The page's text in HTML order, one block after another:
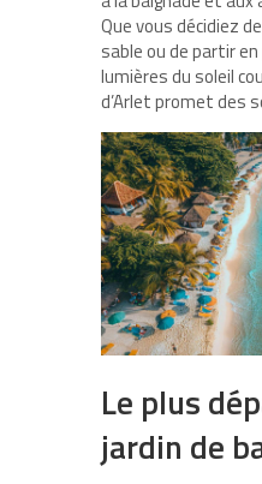
Que vous décidiez
sable ou de partir
lumières du soleil
d’Arletpromet des
Le plus
jardin de